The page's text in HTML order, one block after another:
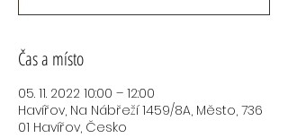
Čas a místo
05. 11. 2022 10:00 – 12:00
Havířov, Na Nábřeží 1459/8A, Město, 736
01 Havířov, Česko